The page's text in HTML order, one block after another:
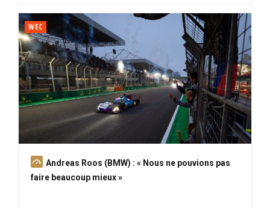
WEC
A
b
Andreas Roos (BMW) : « Nous ne pouvions pas
faire beaucoup mieux »